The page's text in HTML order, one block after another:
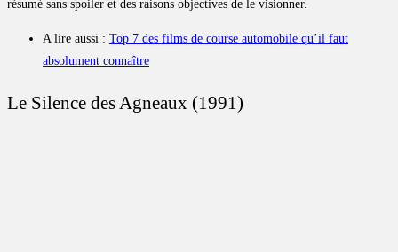
résumé sans spoiler et des raisons objectives de le visionner.
A lire aussi : Top 7 des films de course automobile qu’il faut
absolument connaître
Le Silence des Agneaux (1991)